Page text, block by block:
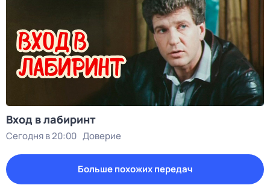
Вход в лабиринт
Сегодня в 20:00 Доверие
Больше похожих передач